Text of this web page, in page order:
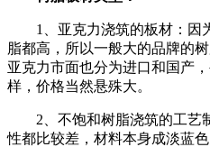
1、亚克力浇筑的板材：因
脂都高，所以一般大的品牌的
亚克力市面也分为进口和国产
样，价格当然悬殊大。
2、不饱和树脂浇筑的工艺
性都比较差，材料本身成淡蓝